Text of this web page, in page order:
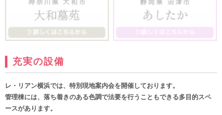
充実の設備
レ・リアン横浜では、特別現地案内会を開催しております。
管理棟には、落ち着きのある色調で法要を行うこともできる多目的スペ
ースがあります。